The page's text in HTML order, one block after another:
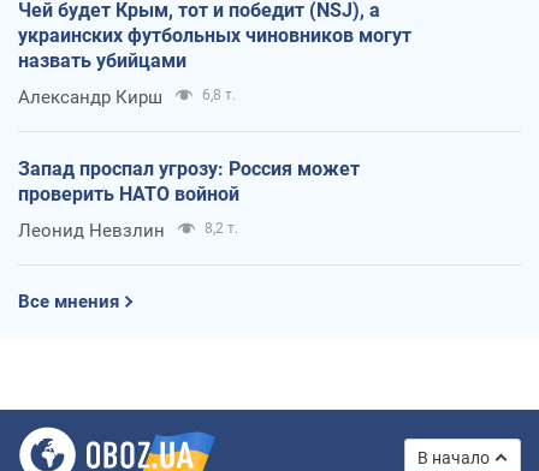
Чей будет Крым, тот и победит (NSJ), а
украинских футбольных чиновников могут
назвать убийцами
Александр Кирш 6,8 т.
Запад проспал угрозу: Россия может
проверить НАТО войной
Леонид Невзлин 8,2 т.
Все мнения
В начало